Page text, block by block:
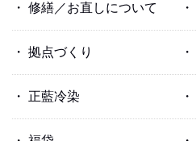
修繕／お直しについて
拠点づくり
正藍冷染